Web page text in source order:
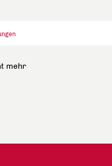
mehr